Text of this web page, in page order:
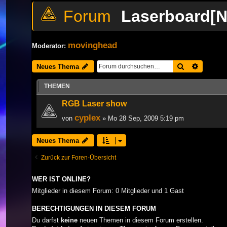
Moderator: movinghead
Neues Thema Suche
THEMEN
RGB Laser show
von cyplex » Mo 28 Sep, 2009 5:19 pm
Neues Thema
Zurück zur Foren-Übersicht
WER IST ONLINE?
Mitglieder in diesem Forum: 0 Mitglieder und 1 Gast
BERECHTIGUNGEN IN DIESEM FORUM
Du darfst keine neuen Themen in diesem Forum erstellen.